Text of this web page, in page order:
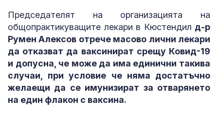
Председателят на организацията на
общопрактикуващите лекари в Кюстендил д-р
Румен Алексов отрече масово лични лекари
да отказват да ваксинират срещу Ковид-19
и допусна, че може да има единични такива
случаи, при условие че няма достатъчно
желаещи да се имунизират за отварянето
на един флакон с ваксина.